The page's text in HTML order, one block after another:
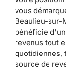
vous
Beaulieu-sur-
bénéficie
revenus tout
quotidiennes,
source de